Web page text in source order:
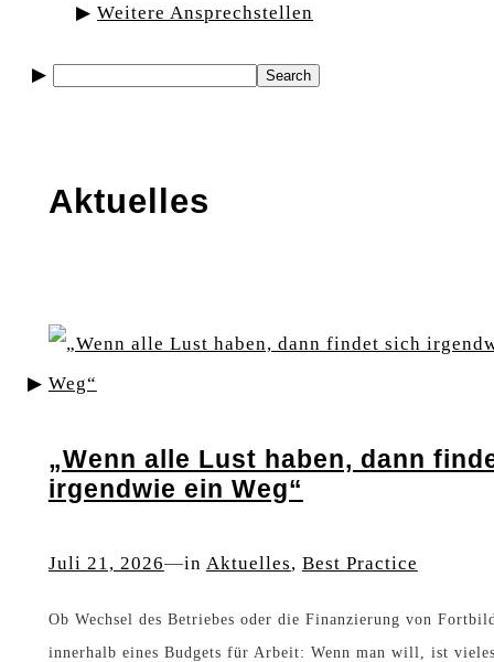
Weitere Ansprechstellen
Aktuelles
„Wenn alle Lust haben, dann
irgendwie ein Weg“
Juli 21, 2026—in Aktuelles, Best Practice
Ob Wechsel des Betriebes oder die Finanzierung von
innerhalb eines Budgets für Arbeit: Wenn man will, ist